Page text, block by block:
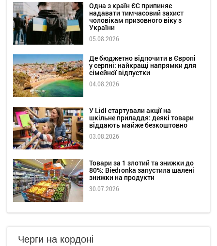
Одна з країн ЄС припиняє
надавати тимчасовий захист
чоловікам призовного віку з
України
05.08.2026
Де бюджетно відпочити в Європі
у серпні: найкращі напрямки для
сімейної відпустки
04.08.2026
У Lidl стартували акції на
шкільне приладдя: деякі товари
віддають майже безкоштовно
03.08.2026
Товари за 1 злотий та знижки до
80%: Biedronka запустила шалені
знижки на продукти
30.07.2026
Черги на кордоні